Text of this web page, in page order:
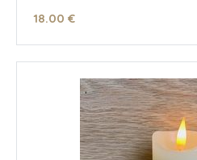
18.00 €